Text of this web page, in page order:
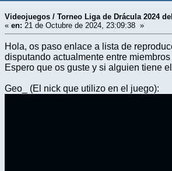
Videojuegos /Torneo Liga de Drácula 2024
«en: 21 de Octubre de 2024, 23:09:38 »
Hola, os paso enlace a lista de
disputando actualmente entre
Espero que os guste y si alguien tiene
Geo_ (El nick que utilizo en el juego):